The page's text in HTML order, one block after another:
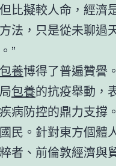
比擬較人命，經濟
法，只是從未聊過
”
包養博得了普遍贊譽
包養的抗疫舉動，
病防控的鼎力支撐
民。針對東方個體
者、前倫敦經濟與